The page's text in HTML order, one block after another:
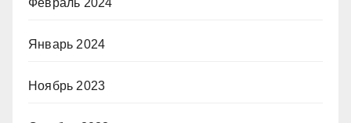
Январь 2024
Ноябрь 2023